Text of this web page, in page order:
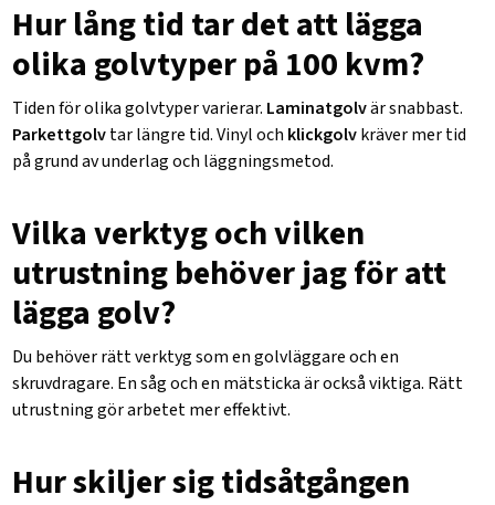
Hur lång tid tar det att lägga
olika golvtyper på 100 kvm?
Tiden för olika golvtyper varierar. Laminatgolvär snabbast.
Parkettgolvtar längre tid. Vinyl och klickgolvkräver mer tid
på grund av underlag och läggningsmetod.
Vilka verktyg och vilken
utrustning behöver jag för att
lägga golv?
Du behöver rätt verktyg som en golvläggare och en
skruvdragare. En såg och en mätsticka är också viktiga. Rätt
utrustning gör arbetet mer effektivt.
Hur skiljer sig tidsåtgången